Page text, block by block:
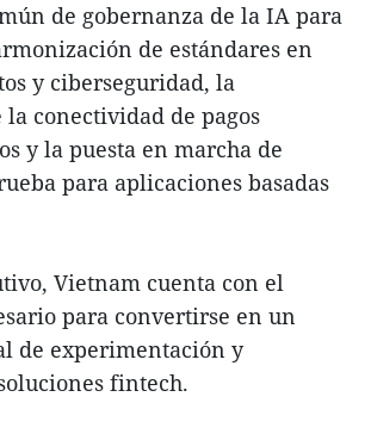
de gobernanza de la IA para
de estándares en
y ciberseguridad, la
conectividad de pagos
y la puesta en marcha de
para aplicaciones basadas
Vietnam cuenta con el
para convertirse en un
de experimentación y
fintech.